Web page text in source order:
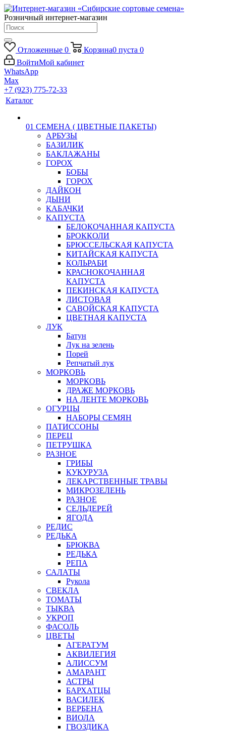
Розничный интернет-магазин
Отложенные 0 Корзина0 пуста 0
ВойтиМой кабинет
WhatsApp
Max
+7 (923) 775-72-33
Каталог
01 СЕМЕНА ( ЦВЕТНЫЕ ПАКЕТЫ)
АРБУЗЫ
БАЗИЛИК
БАКЛАЖАНЫ
ГОРОХ
БОБЫ
ГОРОХ
ДАЙКОН
ДЫНИ
КАБАЧКИ
КАПУСТА
БЕЛОКОЧАННАЯ КАПУСТА
БРОККОЛИ
БРЮССЕЛЬСКАЯ КАПУСТА
КИТАЙСКАЯ КАПУСТА
КОЛЬРАБИ
КРАСНОКОЧАННАЯ
КАПУСТА
ПЕКИНСКАЯ КАПУСТА
ЛИСТОВАЯ
САВОЙСКАЯ КАПУСТА
ЦВЕТНАЯ КАПУСТА
ЛУК
Батун
Лук на зелень
Порей
Репчатый лук
МОРКОВЬ
МОРКОВЬ
ДРАЖЕ МОРКОВЬ
НА ЛЕНТЕ МОРКОВЬ
ОГУРЦЫ
НАБОРЫ СЕМЯН
ПАТИССОНЫ
ПЕРЕЦ
ПЕТРУШКА
РАЗНОЕ
ГРИБЫ
КУКУРУЗА
ЛЕКАРСТВЕННЫЕ ТРАВЫ
МИКРОЗЕЛЕНЬ
РАЗНОЕ
СЕЛЬДЕРЕЙ
ЯГОДА
РЕДИС
РЕДЬКА
БРЮКВА
РЕДЬКА
РЕПА
САЛАТЫ
Рукола
СВЕКЛА
ТОМАТЫ
ТЫКВА
УКРОП
ФАСОЛЬ
ЦВЕТЫ
АГЕРАТУМ
АКВИЛЕГИЯ
АЛИССУМ
АМАРАНТ
АСТРЫ
БАРХАТЦЫ
ВАСИЛЕК
ВЕРБЕНА
ВИОЛА
ГВОЗДИКА